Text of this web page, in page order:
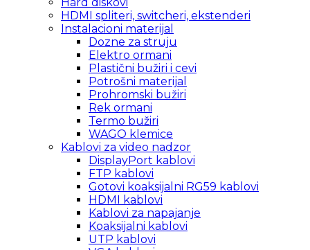
HDMI spliteri, switcheri, ekstenderi
Instalacioni materijal
Dozne za struju
Elektro ormani
Plastični bužiri i cevi
Potrošni materijal
Prohromski bužiri
Rek ormani
Termo bužiri
WAGO klemice
Kablovi za video nadzor
DisplayPort kablovi
FTP kablovi
Gotovi koaksijalni RG59 kablovi
HDMI kablovi
Kablovi za napajanje
Koaksijalni kablovi
UTP kablovi